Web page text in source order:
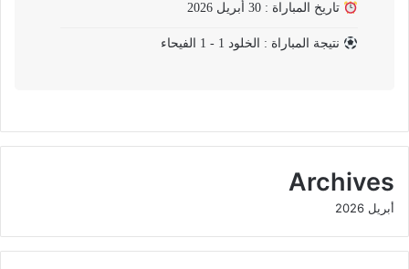
تاريخ المباراة : 30 أبريل 2026
نتيجة المباراة : الخلود 1 - 1 الفيحاء
Archives
أبريل 2026